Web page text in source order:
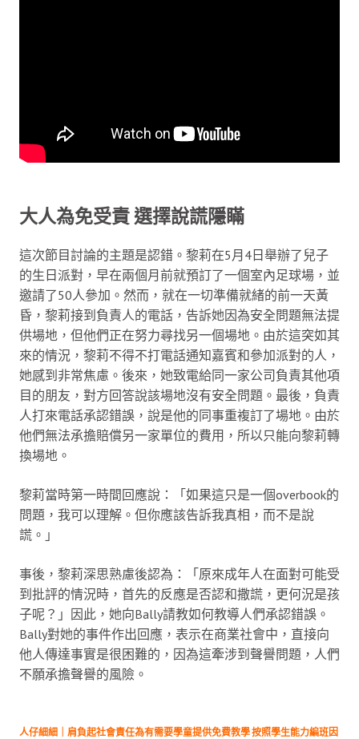
大人為免受責 選擇說謊隱瞞
這次節目討論的主題是認錯。黎莉在5月4日舉辦了兒子
的生日派對，早在兩個月前就預訂了一個室內足球場，並
邀請了50人參加。然而，就在一切準備就緒的前一天黃
昏，黎莉接到負責人的電話，告訴她因為安全問題無法提
供場地，但他們正在努力尋找另一個場地。由於這突如其
來的情況，黎莉不得不打電話通知嘉賓和參加派對的人，
她感到非常焦慮。後來，她致電給同一家公司負責其他項
目的朋友，對方回答說該場地沒有安全問題。最後，負責
人打來電話承認錯誤，說是他的同事重複訂了場地。由於
他們無法承擔賠償另一家單位的費用，所以只能向黎莉轉
換場地。
黎莉當時第一時間回應說：「如果這只是一個overbook的
問題，我可以理解。但你應該告訴我真相，而不是說
謊。」
事後，黎莉深思熟慮後認為：「原來成年人在面對可能受
到批評的情況時，首先的反應是否認和撒謊，更何況是孩
子呢？」因此，她向Bally請教如何教導人們承認錯誤。
Bally對她的事件作出回應，表示在商業社會中，直接向
他人傳達事實是很困難的，因為這牽涉到聲譽問題，人們
不願承擔聲譽的風險。
人仔細細｜肩負起社會責任為有需要學童提供免費教學 按照學生能力編班因